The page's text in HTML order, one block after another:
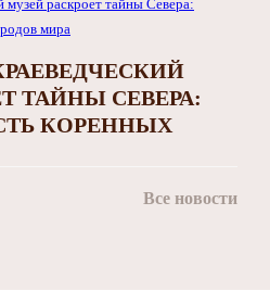
ТАЙНЫ СЕВЕРА:
КОРЕННЫХ
Все новости